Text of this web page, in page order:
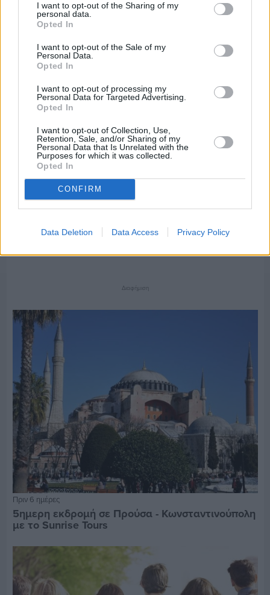
I want to opt-out of the Sharing of my
personal data.
Opted In
I want to opt-out of the Sale of my
Personal Data.
Opted In
I want to opt-out of processing my
Personal Data for Targeted Advertising.
Opted In
I want to opt-out of Collection, Use,
Retention, Sale, and/or Sharing of my
Personal Data that Is Unrelated with the
Purposes for which it was collected.
Opted In
CONFIRM
Data Deletion Data Access Privacy Policy
Βαρβασίου
Διακοπές ρεύματος: Συνασπισμό των
Διαφήμιση
Πριν 6 ημέρες
5ημερη εκδρομή σε Προύσα - Κωνσταντινούπολη
με το Sunrise Tours